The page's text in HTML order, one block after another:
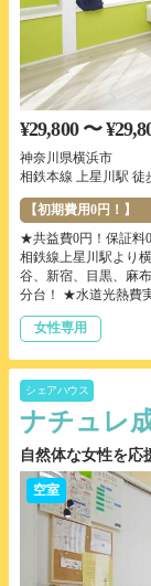
¥29,800 〜
神奈川県横浜市
相鉄本線 上星川駅 徒
【初期費用0円！】
★共益費0円！保証料
相鉄線上星川駅より
谷、新宿、目黒、麻
分台！ ★水道光熱費
女性専用
シェアハウス
ナチュレ
自然体な女性を応
空室